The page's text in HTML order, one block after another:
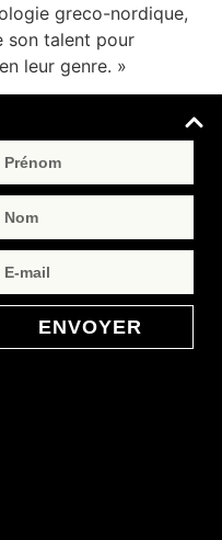
greco-nordique,
son talent pour
leur genre. »
ENVOYER